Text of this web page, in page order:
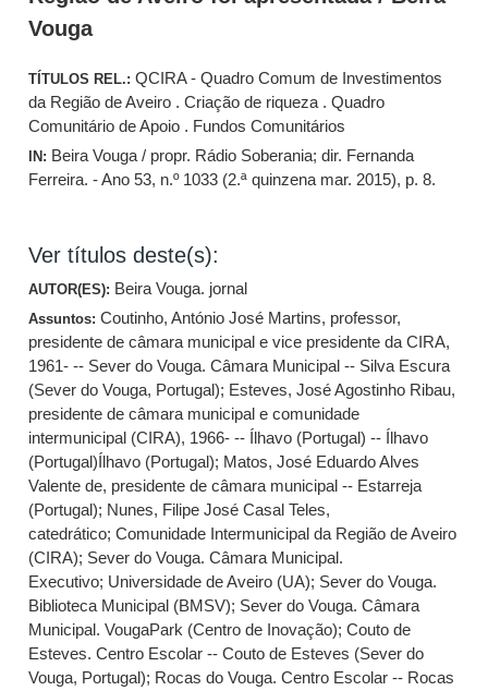
Vouga
TÍTULOS REL.:QCIRA - Quadro Comum de Investimentos
da Região de Aveiro . Criação de riqueza . Quadro
Comunitário de Apoio . Fundos Comunitários
IN: Beira Vouga / propr. Rádio Soberania; dir. Fernanda
Ferreira. - Ano 53, n.º 1033 (2.ª quinzena mar. 2015), p. 8.
Ver títulos deste(s):
AUTOR(ES): Beira Vouga. jornal
Assuntos:Coutinho, António José Martins, professor,
presidente de câmara municipal e vice presidente da CIRA,
1961- -- Sever do Vouga. Câmara Municipal -- Silva Escura
(Sever do Vouga, Portugal); Esteves, José Agostinho Ribau,
presidente de câmara municipal e comunidade
intermunicipal (CIRA), 1966- -- Ílhavo (Portugal) -- Ílhavo
(Portugal)Ílhavo (Portugal); Matos, José Eduardo Alves
Valente de, presidente de câmara municipal -- Estarreja
(Portugal); Nunes, Filipe José Casal Teles,
catedrático;Comunidade Intermunicipal da Região de Aveiro
(CIRA); Sever do Vouga. Câmara Municipal.
Executivo; Universidade de Aveiro (UA); Sever do Vouga.
Biblioteca Municipal (BMSV); Sever do Vouga. Câmara
Municipal. VougaPark (Centro de Inovação);Couto de
Esteves. Centro Escolar -- Couto de Esteves (Sever do
Vouga, Portugal); Rocas do Vouga. Centro Escolar -- Rocas